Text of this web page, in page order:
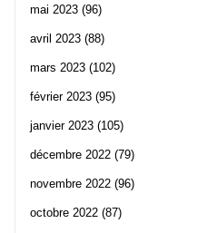
mai 2023 (96)
avril 2023 (88)
mars 2023 (102)
février 2023 (95)
janvier 2023 (105)
décembre 2022 (79)
novembre 2022 (96)
octobre 2022 (87)